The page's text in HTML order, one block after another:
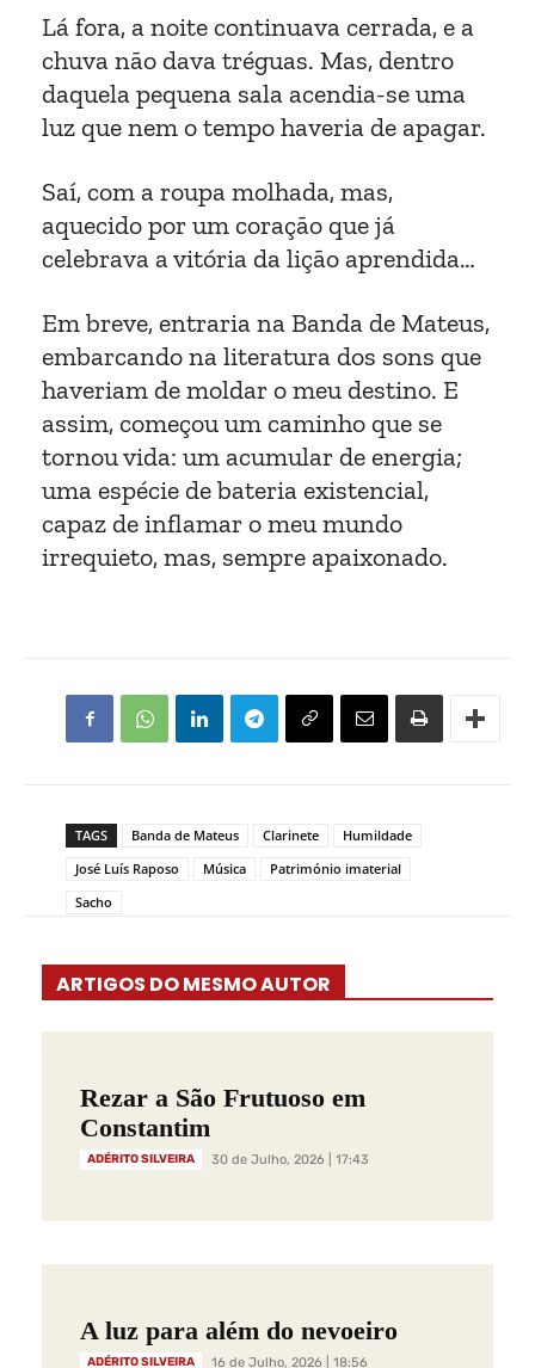
Lá fora, a noite continuava cerrada, e a
chuva não dava tréguas. Mas, dentro
daquela pequena sala acendia-se uma
luz que nem o tempo haveria de apagar.
Saí, com a roupa molhada, mas,
aquecido por um coração que já
celebrava a vitória da lição aprendida…
Em breve, entraria na Banda de Mateus,
embarcando na literatura dos sons que
haveriam de moldar o meu destino. E
assim, começou um caminho que se
tornou vida: um acumular de energia;
uma espécie de bateria existencial,
capaz de inflamar o meu mundo
irrequieto, mas, sempre apaixonado.
TAGS Banda de Mateus Clarinete
Humildade
José Luís Raposo
Música
Património imaterial
Sacho
ARTIGOS DO MESMO AUTOR
Rezar a São Frutuoso em
Constantim
ADÉRITO SILVEIRA 30 de Julho, 2026 | 17:43
A luz para além do nevoeiro
ADÉRITO SILVEIRA 16 de Julho, 2026 | 18:56